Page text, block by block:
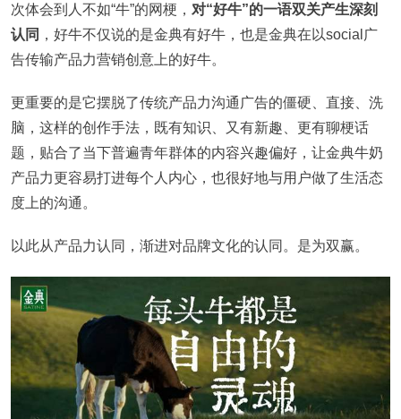
次体会到人不如“牛”的网梗， 对“好牛”的一语双关产生深刻
认同 ，好牛不仅说的是金典有好牛，也是金典在以social广
告传输产品力营销创意上的好牛。
更重要的是它摆脱了传统产品力沟通广告的僵硬、直接、洗
脑，这样的创作手法，既有知识、又有新趣、更有聊梗话
题，贴合了当下普遍青年群体的内容兴趣偏好，让金典牛奶
产品力更容易打进每个人内心，也很好地与用户做了生活态
度上的沟通。
以此从产品力认同，渐进对品牌文化的认同。是为双赢。